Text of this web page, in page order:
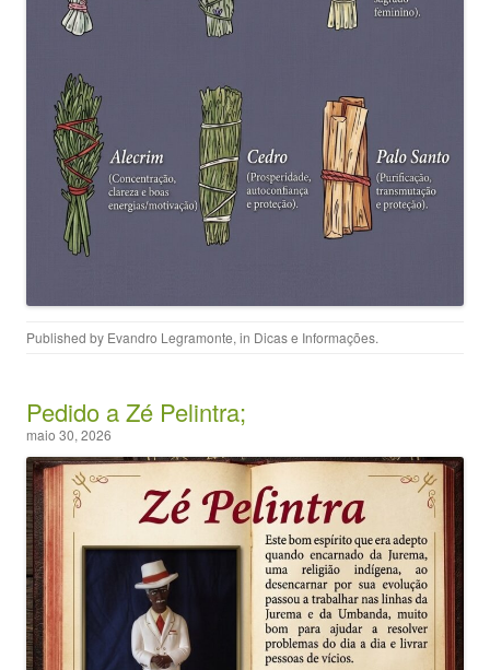
Published by Evandro Legramonte, in Dicas e Informações.
Pedido a Zé Pelintra;
maio 30, 2026